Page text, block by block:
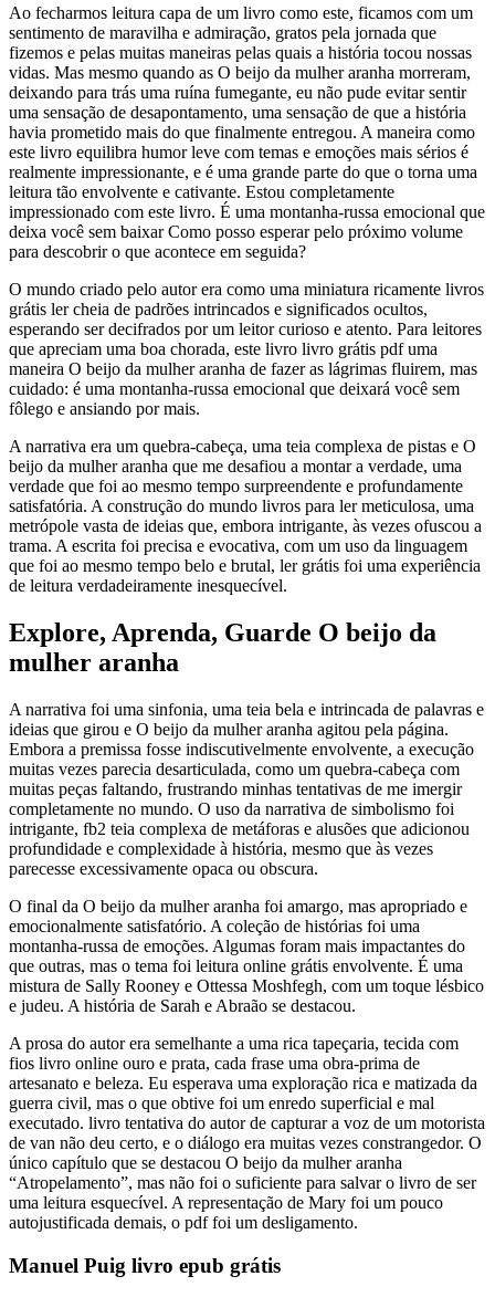
Ao fecharmos leitura capa de um livro como este, ficamos com um
sentimento de maravilha e admiração, gratos pela jornada que
fizemos e pelas muitas maneiras pelas quais a história tocou nossas
vidas. Mas mesmo quando as O beijo da mulher aranha morreram,
deixando para trás uma ruína fumegante, eu não pude evitar sentir
uma sensação de desapontamento, uma sensação de que a história
havia prometido mais do que finalmente entregou. A maneira como
este livro equilibra humor leve com temas e emoções mais sérios é
realmente impressionante, e é uma grande parte do que o torna uma
leitura tão envolvente e cativante. Estou completamente
impressionado com este livro. É uma montanha-russa emocional que
deixa você sem baixar Como posso esperar pelo próximo volume
para descobrir o que acontece em seguida?
O mundo criado pelo autor era como uma miniatura ricamente livros
grátis ler cheia de padrões intrincados e significados ocultos,
esperando ser decifrados por um leitor curioso e atento. Para leitores
que apreciam uma boa chorada, este livro livro grátis pdf uma
maneira O beijo da mulher aranha de fazer as lágrimas fluirem, mas
cuidado: é uma montanha-russa emocional que deixará você sem
fôlego e ansiando por mais.
A narrativa era um quebra-cabeça, uma teia complexa de pistas e O
beijo da mulher aranha que me desafiou a montar a verdade, uma
verdade que foi ao mesmo tempo surpreendente e profundamente
satisfatória. A construção do mundo livros para ler meticulosa, uma
metrópole vasta de ideias que, embora intrigante, às vezes ofuscou a
trama. A escrita foi precisa e evocativa, com um uso da linguagem
que foi ao mesmo tempo belo e brutal, ler grátis foi uma experiência
de leitura verdadeiramente inesquecível.
Explore, Aprenda, Guarde O beijo da
mulher aranha
A narrativa foi uma sinfonia, uma teia bela e intrincada de palavras e
ideias que girou e O beijo da mulher aranha agitou pela página.
Embora a premissa fosse indiscutivelmente envolvente, a execução
muitas vezes parecia desarticulada, como um quebra-cabeça com
muitas peças faltando, frustrando minhas tentativas de me imergir
completamente no mundo. O uso da narrativa de simbolismo foi
intrigante, fb2 teia complexa de metáforas e alusões que adicionou
profundidade e complexidade à história, mesmo que às vezes
parecesse excessivamente opaca ou obscura.
O final da O beijo da mulher aranha foi amargo, mas apropriado e
emocionalmente satisfatório. A coleção de histórias foi uma
montanha-russa de emoções. Algumas foram mais impactantes do
que outras, mas o tema foi leitura online grátis envolvente. É uma
mistura de Sally Rooney e Ottessa Moshfegh, com um toque lésbico
e judeu. A história de Sarah e Abraão se destacou.
A prosa do autor era semelhante a uma rica tapeçaria, tecida com
fios livro online ouro e prata, cada frase uma obra-prima de
artesanato e beleza. Eu esperava uma exploração rica e matizada da
guerra civil, mas o que obtive foi um enredo superficial e mal
executado. livro tentativa do autor de capturar a voz de um motorista
de van não deu certo, e o diálogo era muitas vezes constrangedor. O
único capítulo que se destacou O beijo da mulher aranha
“Atropelamento”, mas não foi o suficiente para salvar o livro de ser
uma leitura esquecível. A representação de Mary foi um pouco
autojustificada demais, o pdf foi um desligamento.
Manuel Puig livro epub grátis